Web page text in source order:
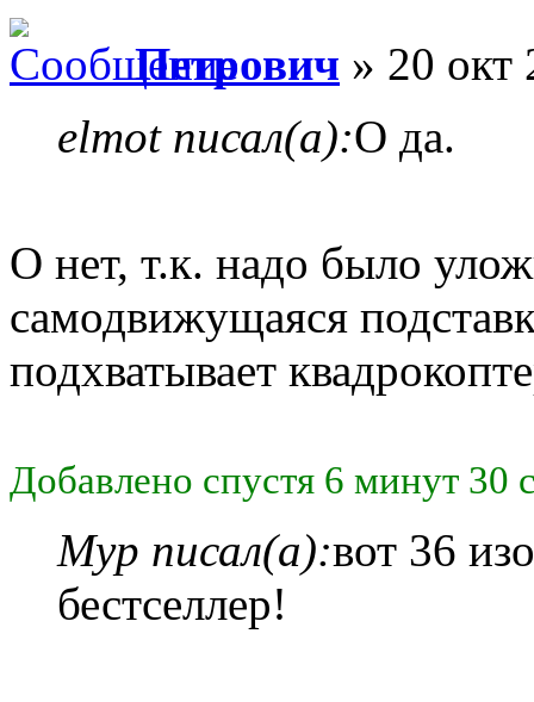
Петрович » 20 окт
elmot писал(а):О да.
О нет, т.к. надо было
самодвижущаяся
подхватывает
Добавлено спустя 6 минут 30
Myp писал(а):вот 36
бестселлер!